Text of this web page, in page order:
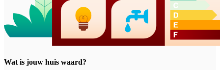
Wat is jouw huis waard?